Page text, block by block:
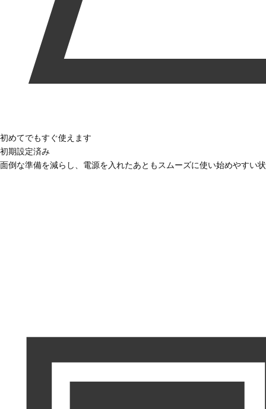
初めてでもすぐ使えます
初期設定済み
面倒な準備を減らし、電源を入れたあともスムーズに使い始めやすい